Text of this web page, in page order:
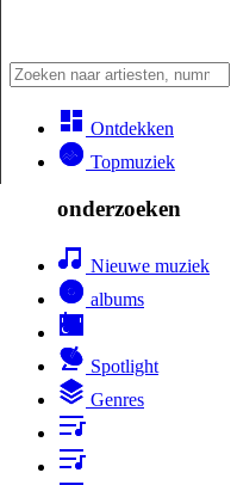
Ontdekken
Topmuziek
onderzoeken
Nieuwe muziek
albums
Spotlight
Genres